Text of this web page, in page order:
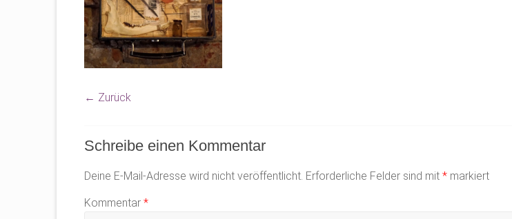
← Zurück
Schreibe einen Kommentar
Deine E-Mail-Adresse wird nicht veröffentlicht. Erforderliche Felder sind mit * markiert
Kommentar *